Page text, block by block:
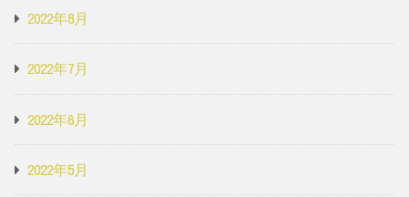
2022年8月
2022年7月
2022年6月
2022年5月